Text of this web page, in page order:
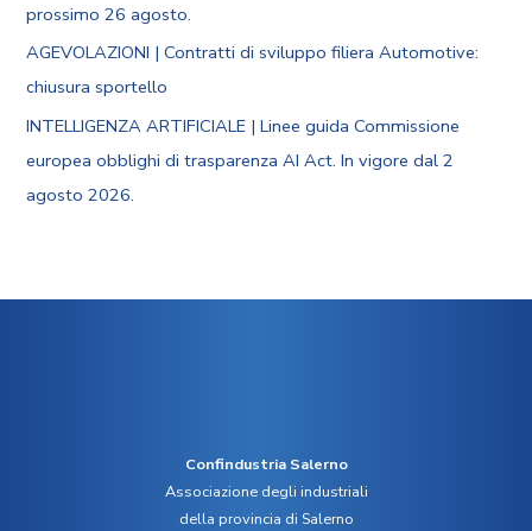
prossimo 26 agosto.
AGEVOLAZIONI | Contratti di sviluppo filiera Automotive:
chiusura sportello
INTELLIGENZA ARTIFICIALE | Linee guida Commissione
europea obblighi di trasparenza AI Act. In vigore dal 2
agosto 2026.
Confindustria Salerno
Associazione degli industriali
della provincia di Salerno